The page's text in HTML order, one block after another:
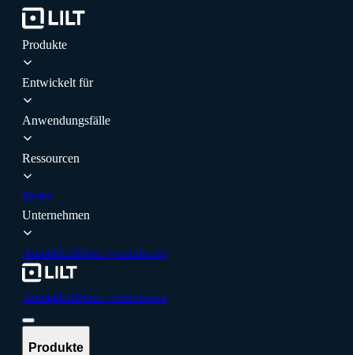
Produkte
Entwickelt für
Anwendungsfälle
Ressourcen
Preise
Unternehmen
AnmeldenDemo vereinbaren
AnmeldenDemo vereinbaren
Produkte